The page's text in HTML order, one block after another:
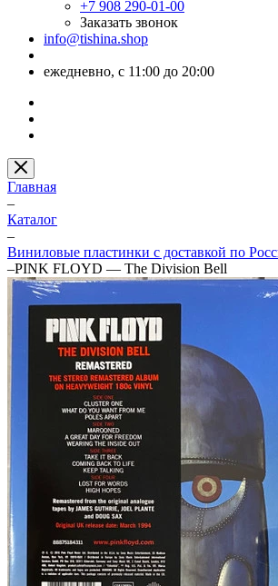
+7 908 290-01-00
Заказать звонок
info@tishina.shop
ежедневно, с 11:00 до 20:00
Главная
–
Каталог
–
Виниловые пластинки с доставкой по
–PINK FLOYD — The Division Bell